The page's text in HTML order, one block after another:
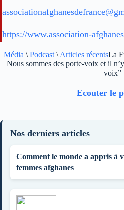
https://www.association-
Média \ Podcast\ Articles récentsLa
Nous sommes des porte-voix et il
voix”
Ecouter le
Nos derniers articles
Comment le monde a appris à
femmes afghanes